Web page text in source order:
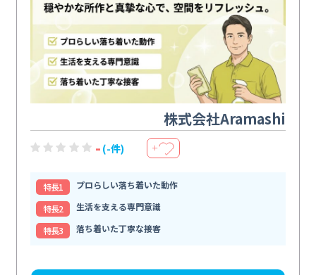
株式会社Aramashi
- (-件) ＋
特⻑1
プロらしい落ち着いた動作
特⻑2
生活を支える専門意識
特⻑3
落ち着いた丁寧な接客